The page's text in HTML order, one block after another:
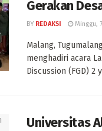
Gerakan
BY REDAKSI Minggu,
Malang,
menghadiri acara
Discussion (FGD) 2
Universitas